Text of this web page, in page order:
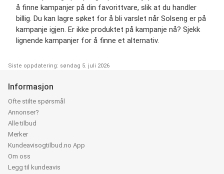
å finne kampanjer på din favorittvare, slik at du handler
billig. Du kan lagre søket for å bli varslet når Solseng er på
kampanje igjen. Er ikke produktet på kampanje nå? Sjekk
lignende kampanjer for å finne et alternativ.
Siste oppdatering: søndag 5. juli 2026
Informasjon
Ofte stilte spørsmål
Annonser?
Alle tilbud
Merker
Kundeavisogtilbud.no App
Om oss
Legg til kundeavis